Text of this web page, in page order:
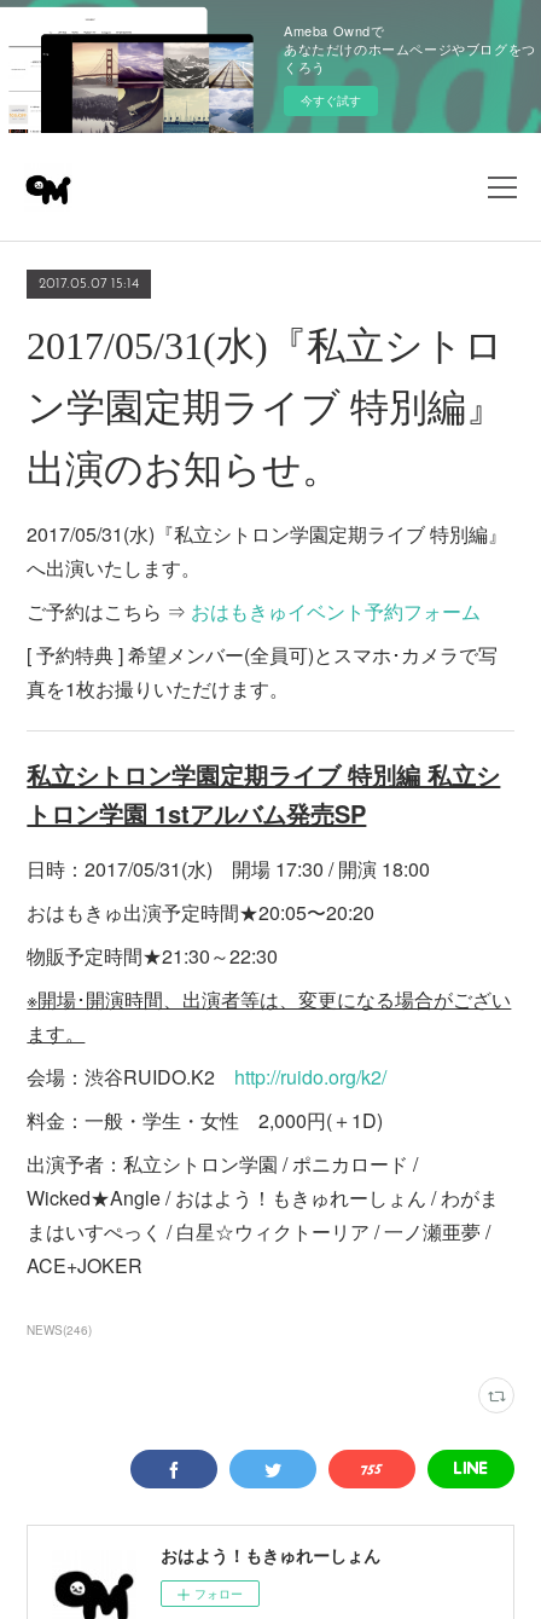
Ameba Owndで
あなただけのホームページやブログをつ
くろう
今すぐ試す
2017.05.07 15:14
2017/05/31(水)『私立シトロ
ン学園定期ライブ 特別編』
出演のお知らせ。
2017/05/31(水)『私立シトロン学園定期ライブ 特別編』
へ出演いたします。
ご予約はこちら ⇒ おはもきゅイベント予約フォーム
[ 予約特典 ] 希望メンバー(全員可)とスマホ･カメラで写
真を1枚お撮りいただけます。
私立シトロン学園定期ライブ 特別編 私立シ
トロン学園 1stアルバム発売SP
日時：2017/05/31(水) 開場 17:30 / 開演 18:00
おはもきゅ出演予定時間★20:05〜20:20
物販予定時間★21:30～22:30
※開場･開演時間、出演者等は、変更になる場合がござい
ます。
会場：渋谷RUIDO.K2 http://ruido.org/k2/
料金：一般・学生・女性 2,000円(＋1D)
出演予者：私立シトロン学園 / ポニカロード /
Wicked★Angle / おはよう！もきゅれーしょん / わがま
まはいすぺっく / 白星☆ウィクトーリア / 一ノ瀬亜夢 /
ACE+JOKER
NEWS(246)
おはよう！もきゅれーしょん
フォロー